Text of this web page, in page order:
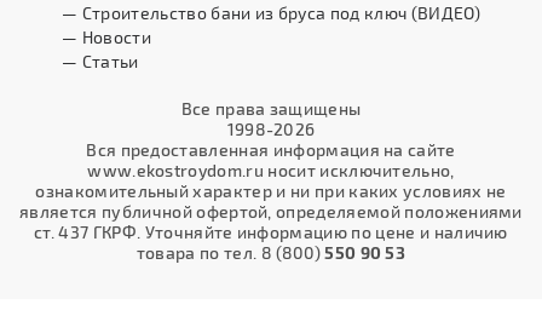
— Строительство бани из бруса под ключ (ВИДЕО)
— Новости
— Статьи
Все права защищены
1998-2026
Вся предоставленная информация на сайте
www.ekostroydom.ru носит исключительно,
ознакомительный характер и ни при каких условиях не
является публичной офертой, определяемой положениями
ст. 437 ГКРФ. Уточняйте информацию по цене и наличию
товара по тел. 8 (800)550 90 53